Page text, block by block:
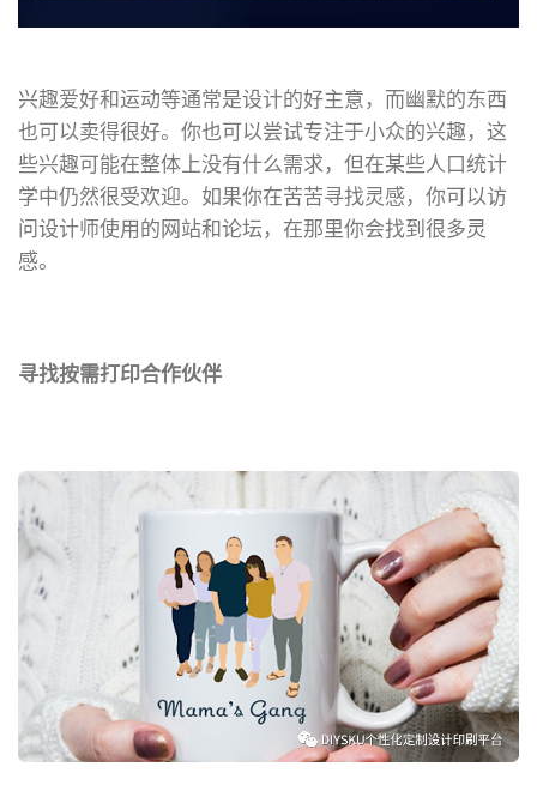
兴趣爱好和运动等通常是设计的好主意，而幽默的东西
也可以卖得很好。你也可以尝试专注于小众的兴趣，这
些兴趣可能在整体上没有什么需求，但在某些人口统计
学中仍然很受欢迎。如果你在苦苦寻找灵感，你可以访
问设计师使用的网站和论坛，在那里你会找到很多灵
感。
寻找按需打印合作伙伴